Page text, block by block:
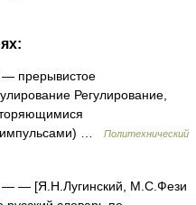
— прерывистое
Регулирование,
…
Политехнический
— — [Я.Н.Лугинский, М.С.Фези